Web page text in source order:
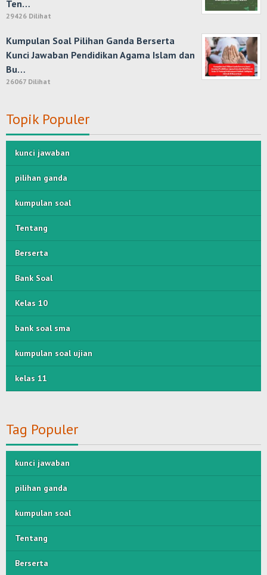
Ten…
29426 Dilihat
Kumpulan Soal Pilihan Ganda Berserta
Kunci Jawaban Pendidikan Agama Islam dan
Bu…
26067 Dilihat
Topik Populer
kunci jawaban
pilihan ganda
kumpulan soal
Tentang
Berserta
Bank Soal
Kelas 10
bank soal sma
kumpulan soal ujian
kelas 11
Tag Populer
kunci jawaban
pilihan ganda
kumpulan soal
Tentang
Berserta